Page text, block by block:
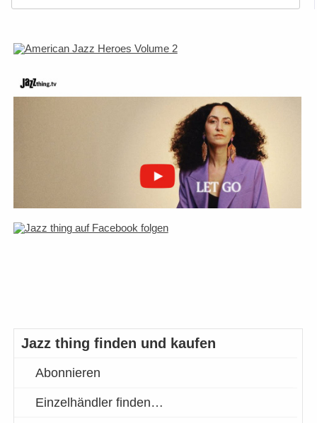
Jazz thing finden und kaufen
Abonnieren
Einzelhändler finden…